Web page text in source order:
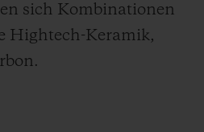
sich Kombinationen
Hightech-Keramik,